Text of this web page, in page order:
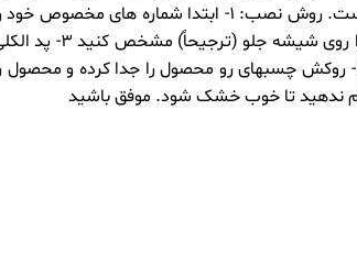
شبرنگ میباشدو چون اهنربایی میباشد به راحتی قابل جابجایی است. روش نصب: 1- ابتدا شماره های مخصوص
از سری ارقام جدا کرده و در خشاب قرار دهید. 2 -محل مورد نظر را روی شیشه جلو (ترجیحاً)
همراه بسته را خارج کرده و محل مورد نظر را به دقت تمیز کنید. 4- روکش چسبهای رو محصول را جدا کرده و